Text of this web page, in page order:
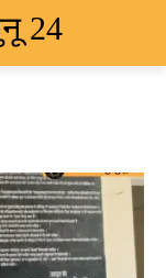
24